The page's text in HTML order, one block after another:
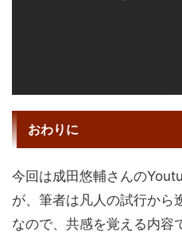
おわりに
今回は成田悠輔さんの
が、筆者は凡人の試行から
なので、共感を覚える内容